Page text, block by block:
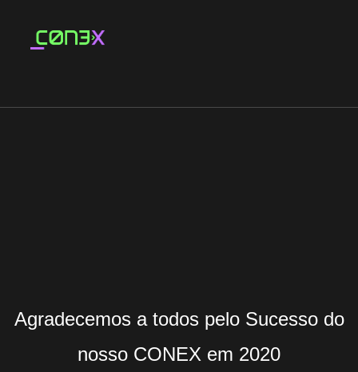
Agradecemos a todos pelo Sucesso do
nosso CONEX em 2020